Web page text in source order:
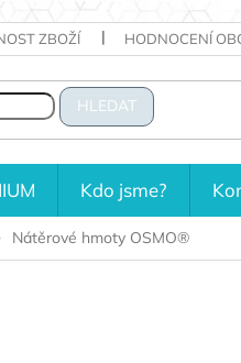
ZBOŽÍ HODNOCENÍ
HLEDAT
Kdo jsme?
Nátěrové hmoty OSMO®